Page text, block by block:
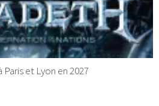
et Lyon en 2027